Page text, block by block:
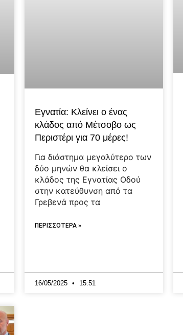
Εγνατία: Κλείνει ο ένας
κλάδος από Μέτσοβο ως
Περιστέρι για 70 μέρες!
Για διάστημα μεγαλύτερο των
δύο μηνών θα κλείσει ο
κλάδος της Εγνατίας Οδού
στην κατεύθυνση από τα
Γρεβενά προς τα
ΠΕΡΙΣΣΟΤΕΡΑ »
16/05/2025 15:51